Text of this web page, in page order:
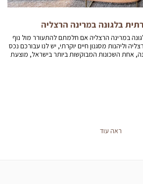
בלגונה במרינה הרצליה
במרינה הרצליה אם חלמתם להתעורר מול נוף
וליהנות מסגנון חיים יוקרתי, יש לנו עבורכם נכס
אחת השכונות המבוקשות ביותר בישראל, מוצעת
ראה עוד